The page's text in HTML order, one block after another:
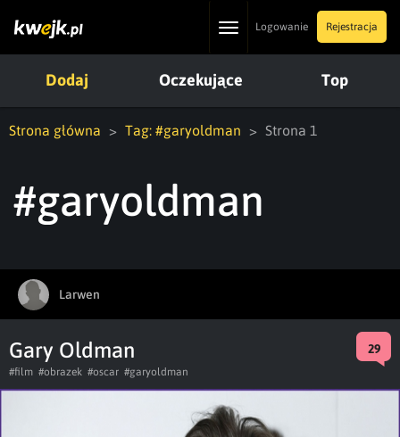
ToggleLogowanie Rejestracja
Dodaj Oczekujące Top
Strona główna Tag: #garyoldman Strona 1
#garyoldman
Larwen
Gary Oldman 29
#film #obrazek #oscar #garyoldman